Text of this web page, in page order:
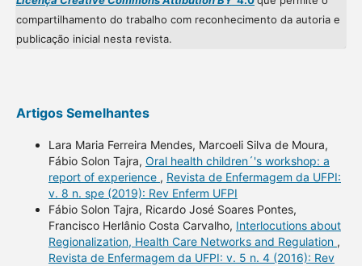
compartilhamento do trabalho com reconhecimento da autoria e
publicação inicial nesta revista.
Artigos Semelhantes
Lara Maria Ferreira Mendes, Marcoeli Silva de Moura,
Fábio Solon Tajra, Oral health children´'s workshop: a
report of experience , Revista de Enfermagem da UFPI:
v. 8 n. spe (2019): Rev Enferm UFPI
Fábio Solon Tajra, Ricardo José Soares Pontes,
Francisco Herlânio Costa Carvalho, Interlocutions about
Regionalization, Health Care Networks and Regulation ,
Revista de Enfermagem da UFPI: v. 5 n. 4 (2016): Rev